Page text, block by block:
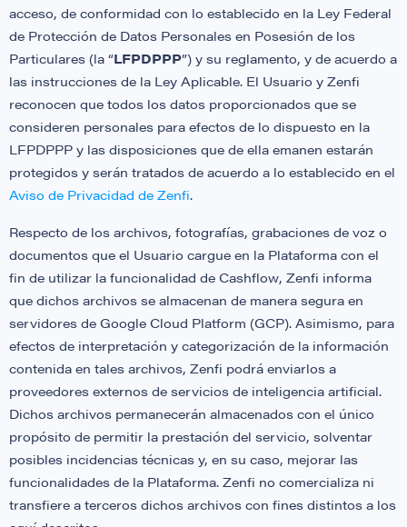
acceso, de conformidad con lo establecido en la Ley Federal
de Protección de Datos Personales en Posesión de los
Particulares (la “LFPDPPP”) y su reglamento, y de acuerdo a
las instrucciones de la Ley Aplicable. El Usuario y Zenfi
reconocen que todos los datos proporcionados que se
consideren personales para efectos de lo dispuesto en la
LFPDPPP y las disposiciones que de ella emanen estarán
protegidos y serán tratados de acuerdo a lo establecido en el
Aviso de Privacidad de Zenfi.
Respecto de los archivos, fotografías, grabaciones de voz o
documentos que el Usuario cargue en la Plataforma con el
fin de utilizar la funcionalidad de Cashflow, Zenfi informa
que dichos archivos se almacenan de manera segura en
servidores de Google Cloud Platform (GCP). Asimismo, para
efectos de interpretación y categorización de la información
contenida en tales archivos, Zenfi podrá enviarlos a
proveedores externos de servicios de inteligencia artificial.
Dichos archivos permanecerán almacenados con el único
propósito de permitir la prestación del servicio, solventar
posibles incidencias técnicas y, en su caso, mejorar las
funcionalidades de la Plataforma. Zenfi no comercializa ni
transfiere a terceros dichos archivos con fines distintos a los